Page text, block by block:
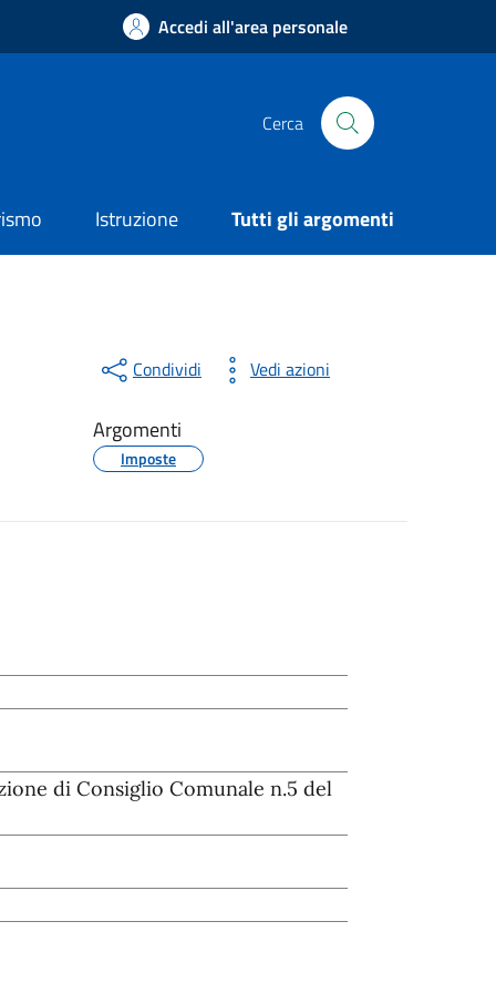
Accedi all'area personale
Cerca
Istruzione Tutti gli argomenti
Condividi Vedi azioni
Argomenti
Imposte
di Consiglio Comunale n.5 del